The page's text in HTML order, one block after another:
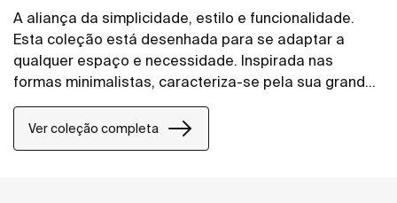
A aliança da simplicidade, estilo e funcionalidade.
Esta coleção está desenhada para se adaptar a
qualquer espaço e necessidade. Inspirada nas
formas minimalistas, caracteriza-se pela sua grande
versatilidade. Uma solução pensada para os
pequenos e grandes projetos de design, tanto em
espaços públicos como em espaços privados.
Ver coleção completa